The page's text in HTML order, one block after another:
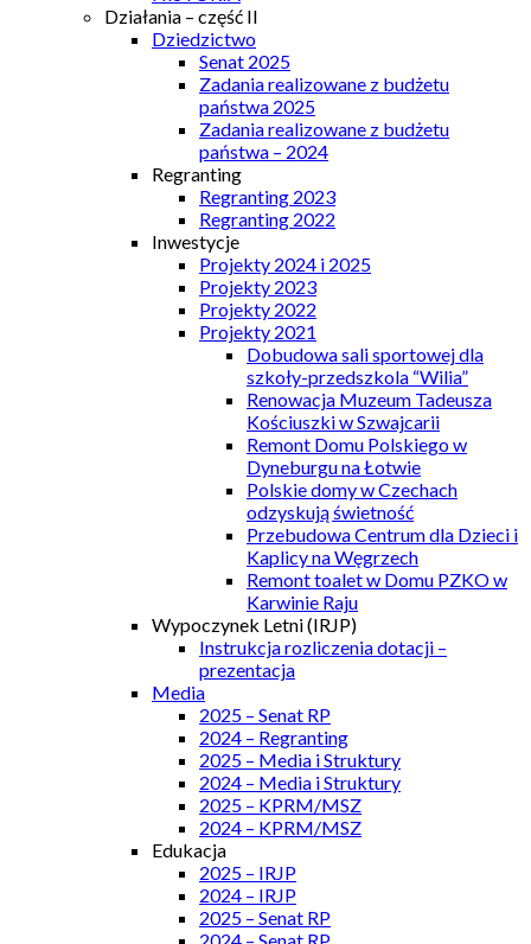
Działania – część II
Dziedzictwo
Senat 2025
Zadania realizowane z budżetu
państwa 2025
Zadania realizowane z budżetu
państwa – 2024
Regranting
Regranting 2023
Regranting 2022
Inwestycje
Projekty 2024 i 2025
Projekty 2023
Projekty 2022
Projekty 2021
Dobudowa sali sportowej dla
szkoły-przedszkola “Wilia”
Renowacja Muzeum Tadeusza
Kościuszki w Szwajcarii
Remont Domu Polskiego w
Dyneburgu na Łotwie
Polskie domy w Czechach
odzyskują świetność
Przebudowa Centrum dla Dzieci i
Kaplicy na Węgrzech
Remont toalet w Domu PZKO w
Karwinie Raju
Wypoczynek Letni (IRJP)
Instrukcja rozliczenia dotacji –
prezentacja
Media
2025 – Senat RP
2024 – Regranting
2025 – Media i Struktury
2024 – Media i Struktury
2025 – KPRM/MSZ
2024 – KPRM/MSZ
Edukacja
2025 – IRJP
2024 – IRJP
2025 – Senat RP